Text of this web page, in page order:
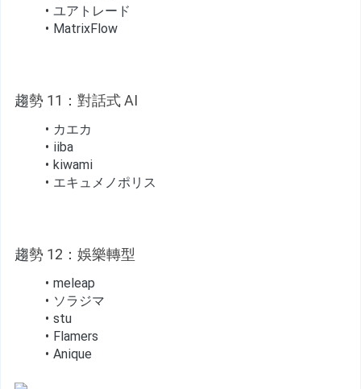
ユアトレード
MatrixFlow
趨勢 11：對話式 AI
カエカ
iiba
kiwami
エキュメノポリス
趨勢 12：娛樂轉型
meleap
ソラジマ
stu
Flamers
Anique